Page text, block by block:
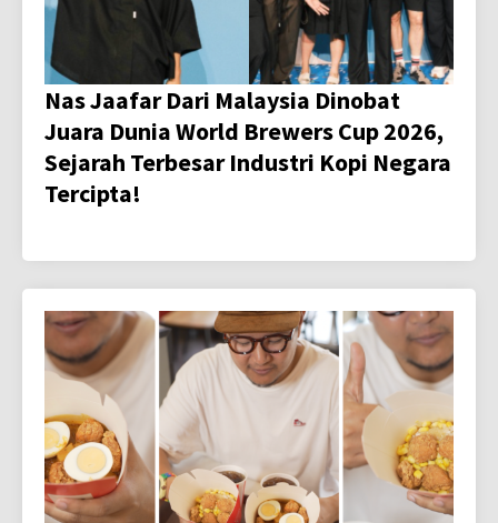
Nas Jaafar Dari Malaysia Dinobat
Juara Dunia World Brewers Cup 2026,
Sejarah Terbesar Industri Kopi Negara
Tercipta!